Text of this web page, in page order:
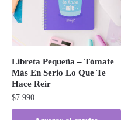
Libreta Pequeña – Tómate
Más En Serio Lo Que Te
Hace Reír
$7.990